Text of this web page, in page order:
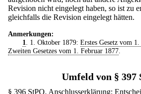
Revision nicht eingelegt haben, so ist zu
gleichfalls die Revision eingelegt hätten.
Anmerkungen:
1
. 1. Oktober 1879: Erstes Gesetz vom
Zweiten Gesetzes vom 1. Februar 1877
Umfeld von § 397
§ 396 StPO. Anschlusserklärung;